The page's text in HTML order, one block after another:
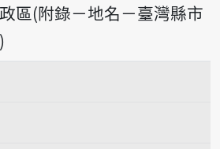
區(附錄－地名－臺灣縣市